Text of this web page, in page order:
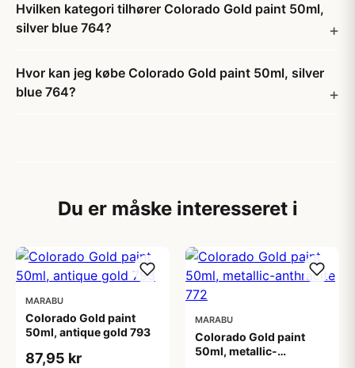
Hvilken kategori tilhører Colorado Gold paint 50ml,
silver blue 764?
Hvor kan jeg købe Colorado Gold paint 50ml, silver
blue 764?
Du er måske interesseret i
MARABU
Colorado Gold paint
50ml, antique gold 793
87,95 kr
MARABU
Colorado Gold paint
50ml, metallic-